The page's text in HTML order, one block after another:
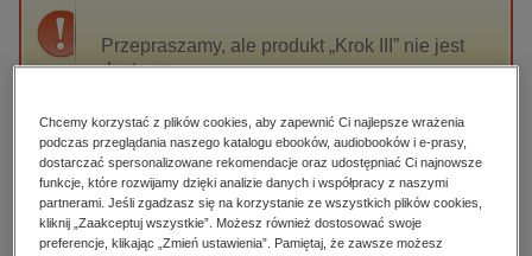
biznesowe, branżowe, gospodarka
dzienniki
edukacja
hobby, sport, rozrywka
komputery, internet, technologie, informatyka
Przepraszamy, ale produkt „Krok III” nie jest
dostępny.
High-contrast mode
Polecane
Chcemy korzystać z plików cookies, aby zapewnić Ci najlepsze wrażenia
podczas przeglądania naszego katalogu ebooków, audiobooków i e-prasy,
dostarczać spersonalizowane rekomendacje oraz udostępniać Ci najnowsze
funkcje, które rozwijamy dzięki analizie danych i współpracy z naszymi
partnerami. Jeśli zgadzasz się na korzystanie ze wszystkich plików cookies,
kliknij „Zaakceptuj wszystkie”. Możesz również dostosować swoje
preferencje, klikając „Zmień ustawienia”. Pamiętaj, że zawsze możesz